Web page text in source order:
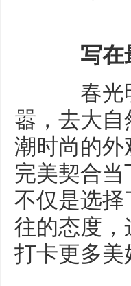
写在
春光明
嚣，去大
潮时尚的
完美契合
不仅是选
往的态度，
打卡更多美